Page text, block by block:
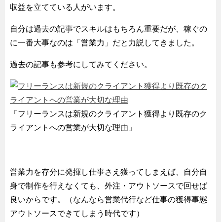
収益を立てている人がいます。
自分は過去の記事でスキルはもちろん重要だが、稼ぐの
に一番大事なのは「営業力」だと力説してきました。
過去の記事も参考にしてみてください。
「フリーランスは新規のクライアント獲得より既存のク
ライアントへの営業が大切な理由」
営業力を存分に発揮し仕事さえ獲ってしまえば、自分自
身で制作を行えなくても、外注・アウトソースで回せば
良いからです。（なんなら営業代行など仕事の獲得事態
アウトソースできてしまう時代です）